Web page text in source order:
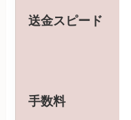
送金スピード
手数料